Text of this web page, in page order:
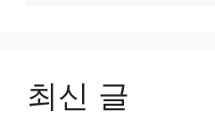
최신 글